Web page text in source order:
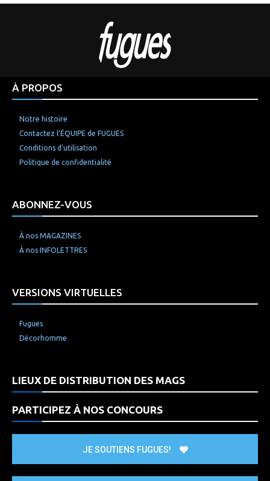
À PROPOS
Notre histoire
Contactez l’ÉQUIPE de FUGUES
Conditions d’utilisation
Politique de confidentialité
ABONNEZ-VOUS
À nos MAGAZINES
À nos INFOLETTRES
VERSIONS VIRTUELLES
Fugues
Décorhomme
LIEUX DE DISTRIBUTION DES MAGS
PARTICIPEZ À NOS CONCOURS
JE SOUTIENS FUGUES!